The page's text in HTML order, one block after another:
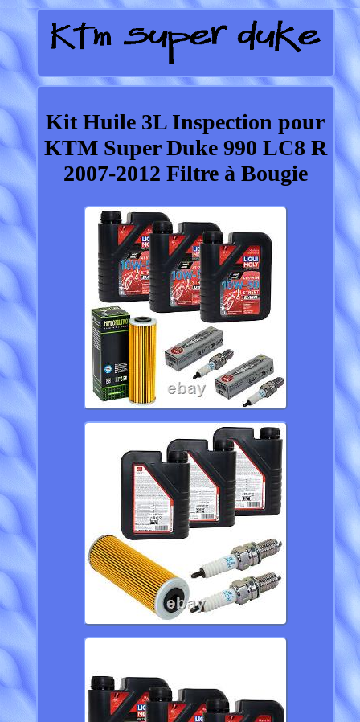
Kit Huile 3L Inspection pour
KTM Super Duke 990 LC8 R
2007-2012 Filtre à Bougie